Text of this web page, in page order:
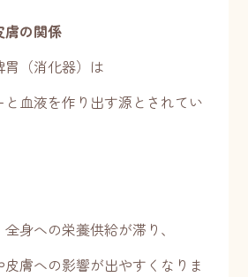
膚の関係
（消化器）は
血液を作り出す源とされてい
身への栄養供給が滞り、
膚への影響が出やすくなりま